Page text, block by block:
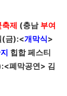
제 (충남 부여
(금):<개막식>
힙합 페스티
폐막공연> 김